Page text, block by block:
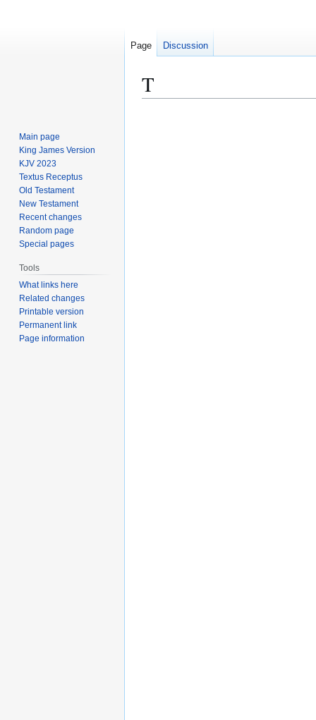
Τ
Page Discussion
Main page
King James Version
KJV 2023
Textus Receptus
Old Testament
New Testament
Recent changes
Random page
Special pages
Tools
What links here
Related changes
Printable version
Permanent link
Page information